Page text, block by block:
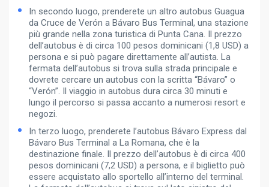
In secondo luogo, prenderete un altro autobus Guagua
da Cruce de Verón a Bávaro Bus Terminal, una stazione
più grande nella zona turistica di Punta Cana. Il prezzo
dell’autobus è di circa 100 pesos dominicani (1,8 USD) a
persona e si può pagare direttamente all’autista. La
fermata dell’autobus si trova sulla strada principale e
dovrete cercare un autobus con la scritta “Bávaro” o
“Verón”. Il viaggio in autobus dura circa 30 minuti e
lungo il percorso si passa accanto a numerosi resort e
negozi.
In terzo luogo, prenderete l’autobus Bávaro Express dal
Bávaro Bus Terminal a La Romana, che è la
destinazione finale. Il prezzo dell’autobus è di circa 400
pesos dominicani (7,2 USD) a persona, e il biglietto può
essere acquistato allo sportello all’interno del terminal.